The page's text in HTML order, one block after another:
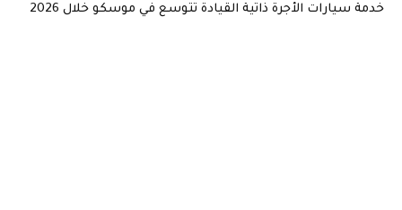
خدمة سيارات الأجرة ذاتية القيادة تتوسع في موسكو خلال 2026